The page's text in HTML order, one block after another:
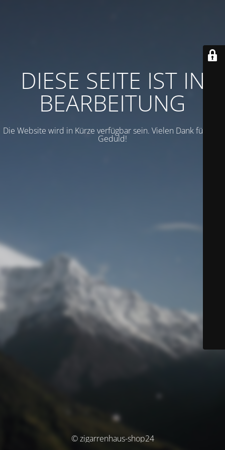
DIESE SEITE IST IN
BEARBEITUNG
Die Website wird in Kürze verfügbar sein. Vielen Dank für Ihre
Geduld!
© zigarrenhaus-shop24